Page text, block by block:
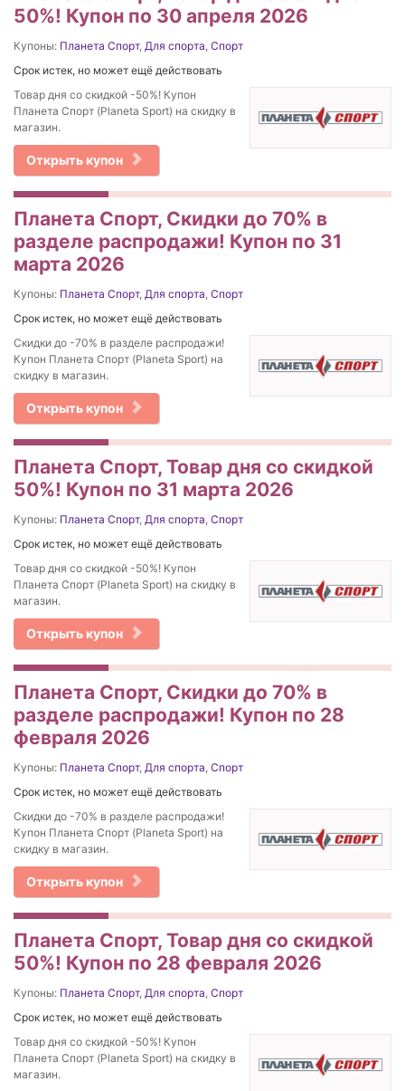
50%! Купон по 30 апреля 2026
Купоны: Планета Спорт, Для спорта Спорт
Срок истек, но может ещё действовать
Товар дня со скидкой -50%! Купон
Планета Спорт (Planeta Sport) на скидку в
магазин.
Открыть купон
Планета Спорт, Скидки до 70% в
разделе распродажи! Купон по 31
марта 2026
Купоны: Планета Спорт, Для спорта Спорт
Срок истек, но может ещё действовать
Скидки до -70% в разделе распродажи!
Купон Планета Спорт (Planeta Sport) на
скидку в магазин.
Открыть купон
Планета Спорт, Товар дня со скидкой
50%! Купон по 31 марта 2026
Купоны: Планета Спорт, Для спорта Спорт
Срок истек, но может ещё действовать
Товар дня со скидкой -50%! Купон
Планета Спорт (Planeta Sport) на скидку в
магазин.
Открыть купон
Планета Спорт, Скидки до 70% в
разделе распродажи! Купон по 28
февраля 2026
Купоны: Планета Спорт, Для спорта Спорт
Срок истек, но может ещё действовать
Скидки до -70% в разделе распродажи!
Купон Планета Спорт (Planeta Sport) на
скидку в магазин.
Открыть купон
Планета Спорт, Товар дня со скидкой
50%! Купон по 28 февраля 2026
Купоны: Планета Спорт, Для спорта Спорт
Срок истек, но может ещё действовать
Товар дня со скидкой -50%! Купон
Планета Спорт (Planeta Sport) на скидку в
магазин.